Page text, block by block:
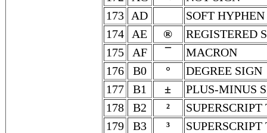
173
AD
SOFT HYPHEN
174
AE ®
REGISTERED
175
AF ¯
MACRON
176
B0 °
DEGREE SIGN
177
B1 ±
PLUS-MINUS
178
B2 ²
SUPERSCRIPT
179
B3 ³
SUPERSCRIPT